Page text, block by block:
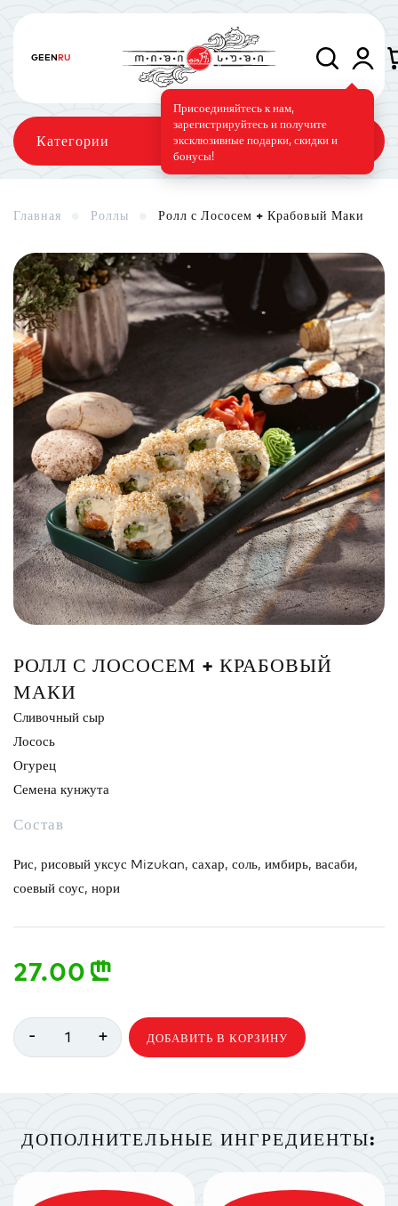
GEENRU
Присоединяйтесь к нам,
зарегистрируйтесь и получите
эксклюзивные подарки, скидки и
бонусы!
Категории
Суши-торт Вегетарианское меню
Сэндвич Нигири Маки
Поке и буррито Супы и салаты Напитки
Главная Роллы Ролл с Лососем + Крабовый Маки
РОЛЛ С ЛОСОСЕМ + КРАБОВЫЙ
МАКИ
Сливочный сыр
Лосось
Огурец
Семена кунжута
Состав
Рис, рисовый уксус Mizukan, сахар, соль, имбирь, васаби,
соевый соус, нори
27.00 n
- 1 + ДОБАВИТЬ В КОРЗИНУ
ДОПОЛНИТЕЛЬНЫЕ ИНГРЕДИЕНТЫ: